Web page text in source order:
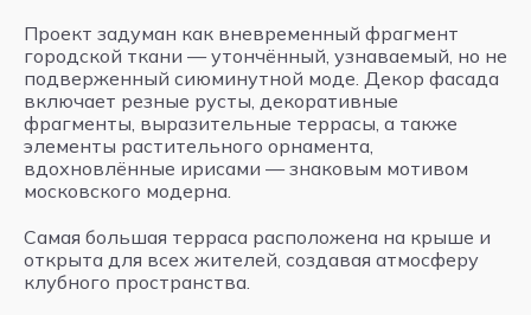
Проект задуман как вневременный фрагмент
городской ткани — утончённый, узнаваемый, но не
подверженный сиюминутной моде. Декор фасада
включает резные русты, декоративные
фрагменты, выразительные террасы, а также
элементы растительного орнамента,
вдохновлённые ирисами — знаковым мотивом
московского модерна.
Самая большая терраса расположена на крыше и
открыта для всех жителей, создавая атмосферу
клубного пространства.